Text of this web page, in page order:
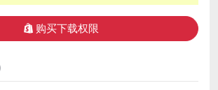
购买下载权限